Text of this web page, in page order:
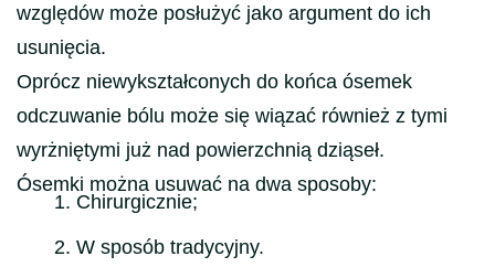
względów może posłużyć jako argument do ich
usunięcia.
Oprócz niewykształconych do końca ósemek
odczuwanie bólu może się wiązać również z tymi
wyrżniętymi już nad powierzchnią dziąseł.
Ósemki można usuwać na dwa sposoby:
Chirurgicznie;
W sposób tradycyjny.